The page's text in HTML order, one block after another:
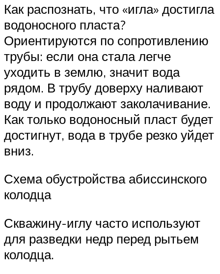
Как распознать, что «игла» достигла
водоносного пласта?
Ориентируются по сопротивлению
трубы: если она стала легче
уходить в землю, значит вода
рядом. В трубу доверху наливают
воду и продолжают заколачивание.
Как только водоносный пласт будет
достигнут, вода в трубе резко уйдет
вниз.
Схема обустройства абиссинского
колодца
Скважину-иглу часто используют
для разведки недр перед рытьем
колодца.